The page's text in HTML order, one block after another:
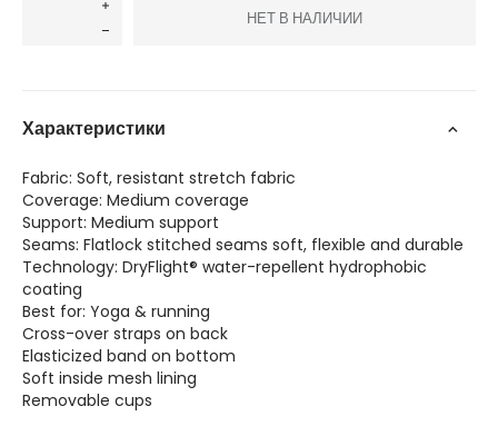
НЕТ В НАЛИЧИИ
Характеристики
Fabric: Soft, resistant stretch fabric
Coverage: Medium coverage
Support: Medium support
Seams: Flatlock stitched seams soft, flexible and durable
Technology: DryFlight® water-repellent hydrophobic
coating
Best for: Yoga & running
Cross-over straps on back
Elasticized band on bottom
Soft inside mesh lining
Removable cups